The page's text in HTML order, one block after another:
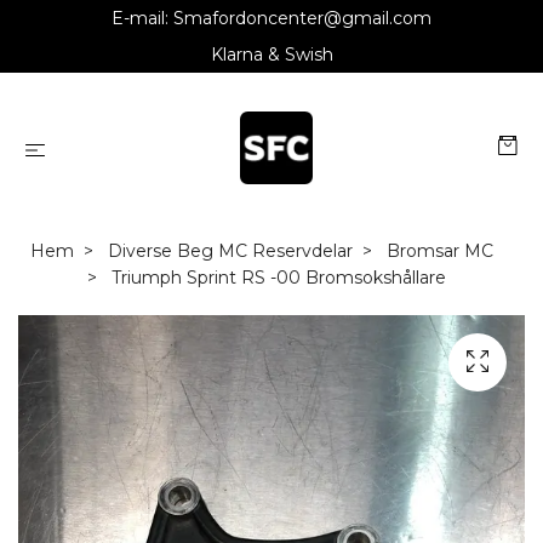
E-mail: Smafordoncenter@gmail.com
Klarna & Swish
Hem Diverse Beg MC Reservdelar
Bromsar MC
Triumph Sprint RS -00 Bromsokshållare